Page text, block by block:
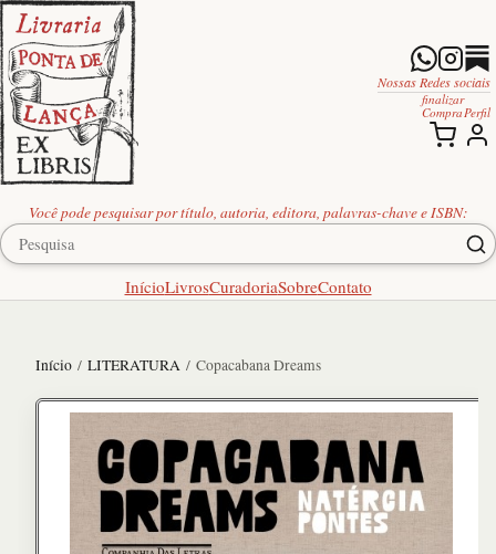
Você pode pesquisar por título, autoria, editora, palavras-chave e ISBN:
InícioLivrosCuradoriaSobreContato
Nossas Redes sociais
finalizar
Compra Perfil
Início / LITERATURA / Copacabana Dreams